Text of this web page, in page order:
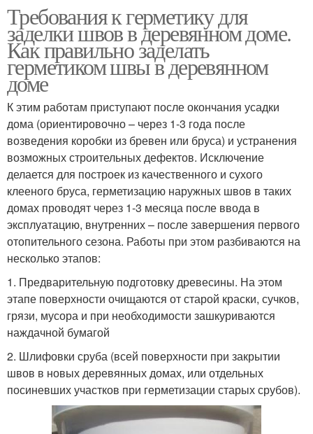
Требования к герметику для
заделки швов в деревянном доме.
Как правильно заделать
герметиком швы в деревянном
доме
К этим работам приступают после окончания усадки
дома (ориентировочно – через 1-3 года после
возведения коробки из бревен или бруса) и устранения
возможных строительных дефектов. Исключение
делается для построек из качественного и сухого
клееного бруса, герметизацию наружных швов в таких
домах проводят через 1-3 месяца после ввода в
эксплуатацию, внутренних – после завершения первого
отопительного сезона. Работы при этом разбиваются на
несколько этапов:
1. Предварительную подготовку древесины. На этом
этапе поверхности очищаются от старой краски, сучков,
грязи, мусора и при необходимости зашкуриваются
наждачной бумагой
2. Шлифовки сруба (всей поверхности при закрытии
швов в новых деревянных домах, или отдельных
посиневших участков при герметизации старых срубов).